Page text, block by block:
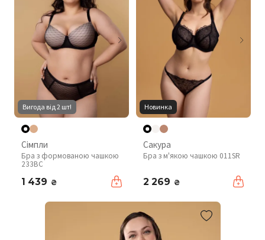
Вигода від 2 шт!
Сімпли
Бра з формованою чашкою
233BC
1 439 ₴
Новинка
Сакура
Бра з м'якою чашкою 011SR
2 269 ₴